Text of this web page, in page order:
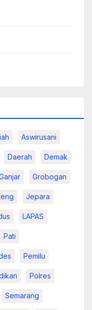
Aswirusani
Daerah Demak
Grobogan
Jepara
LAPAS
Pati
Pemilu
Polres
Semarang